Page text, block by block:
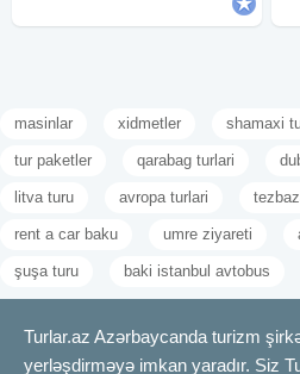
masinlar xidmetler shamaxi
tur paketler qarabag turlari
litva turu avropa turlari
rent a car baku umre ziyareti
şuşa turu baki istanbul avtobus
Turlar.az Azərbaycanda turizm
yerləşdirməyə imkan yaradır. Siz